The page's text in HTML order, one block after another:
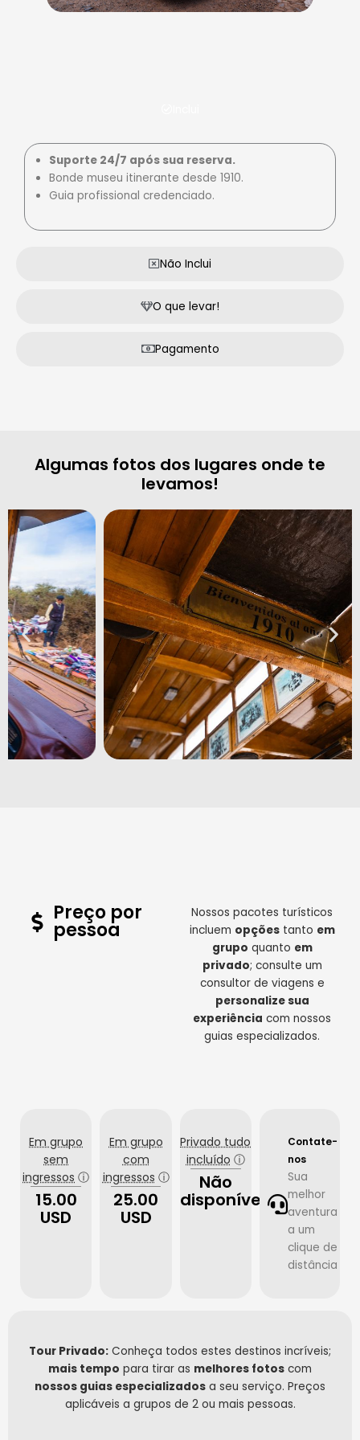
Não Inclui
O que levar!
Pagamento
Suporte 24/7 após sua reserva.
Bonde museu itinerante desde 1910.
Guia profissional credenciado.
Algumas fotos dos lugares onde te
levamos!
Preço por
pessoa
Nossos pacotes turísticos
incluem opçõestanto em
grupo quanto em
privado; consulte um
consultor de viagens e
personalize sua
experiência com nossos
guias especializados.
Em grupo
sem
ingressos ⓘ
15.00
USD
Em grupo
com
ingressos ⓘ
25.00
USD
Privado tudo
incluído ⓘ
Não
disponível
Contate-
nos
Sua
melhor
aventura
a um
clique de
distância
Tour Privado: Conheça todos estes destinos incríveis;
mais tempo para tirar as melhores fotos com
nossos guias especializados a seu serviço. Preços
aplicáveis a grupos de 2 ou mais pessoas.